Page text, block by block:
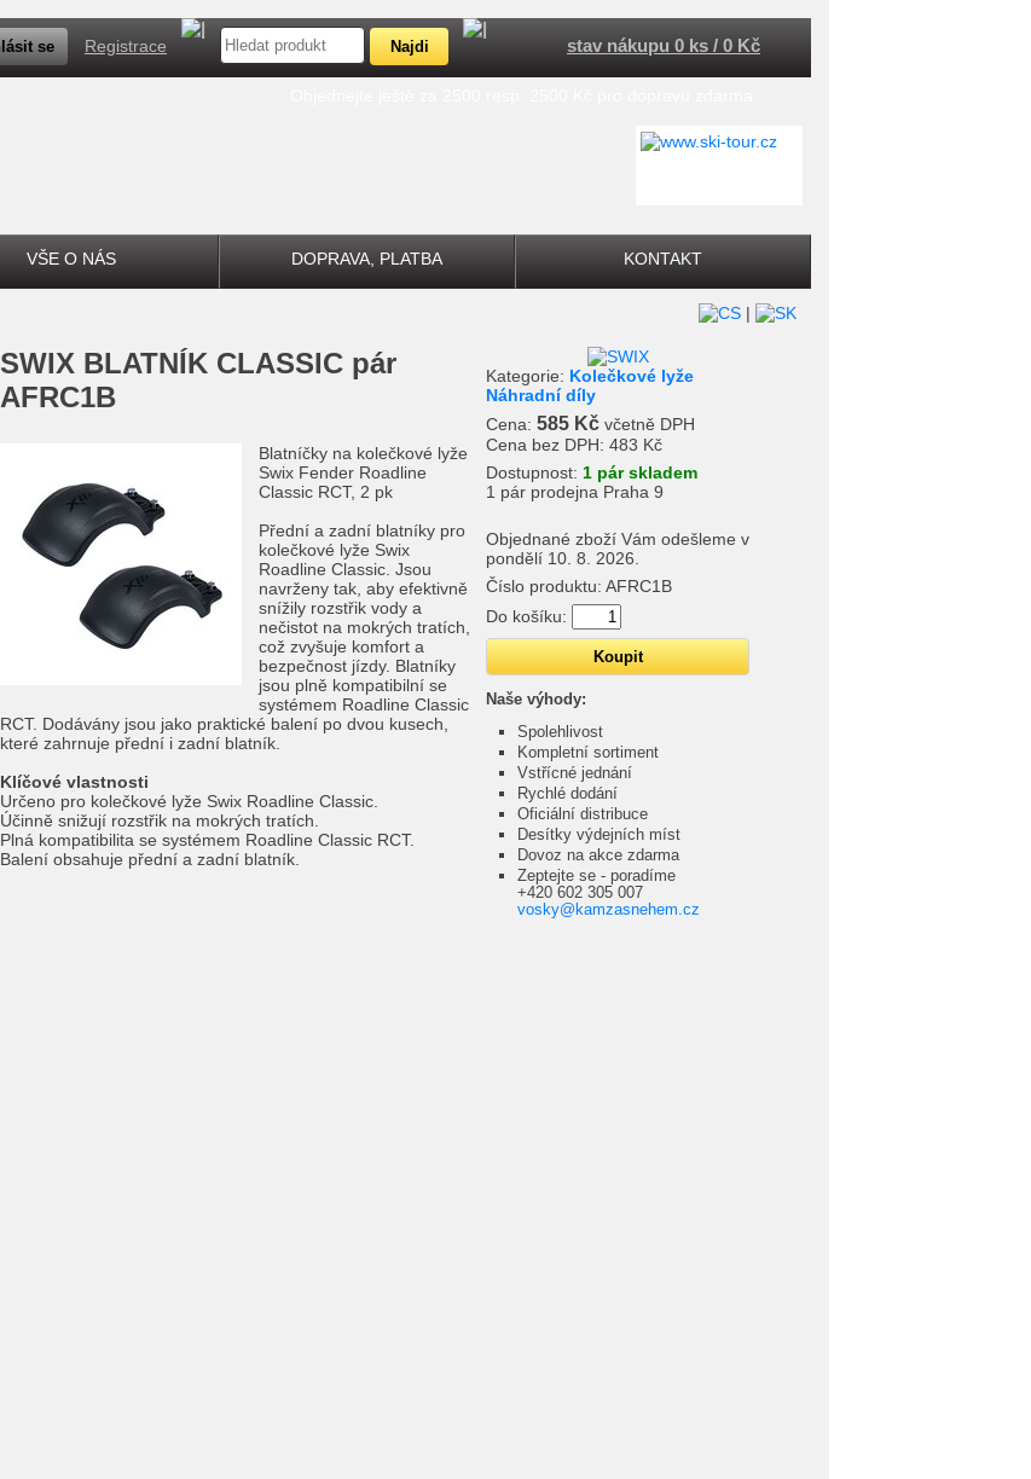
Registrace stav nákupu 0 ks / 0 Kč
VŠE O NÁS DOPRAVA, PLATBA KONTAKT
|
SWIX BLATNÍK CLASSIC pár
AFRC1B
Blatníčky na kolečkové lyže
Swix Fender Roadline
Classic RCT, 2 pk
Přední a zadní blatníky pro
kolečkové lyže Swix
Roadline Classic. Jsou
navrženy tak, aby efektivně
snížily rozstřik vody a
nečistot na mokrých tratích,
což zvyšuje komfort a
bezpečnost jízdy. Blatníky
jsou plně kompatibilní se
systémem Roadline Classic
RCT. Dodávány jsou jako praktické balení po dvou kusech,
které zahrnuje přední i zadní blatník.
Klíčové vlastnosti
Určeno pro kolečkové lyže Swix Roadline Classic.
Účinně snižují rozstřik na mokrých tratích.
Plná kompatibilita se systémem Roadline Classic RCT.
Balení obsahuje přední a zadní blatník.
Kategorie: Kolečkové lyže
Náhradní díly
Cena: 585 Kč včetně DPH
Cena bez DPH: 483 Kč
Dostupnost: 1 pár skladem
1 pár prodejna Praha 9
Objednané zboží Vám odešleme v
pondělí 10. 8. 2026.
Číslo produktu: AFRC1B
Do košíku:
Naše výhody:
Spolehlivost
Kompletní sortiment
Vstřícné jednání
Rychlé dodání
Oficiální distribuce
Desítky výdejních míst
Dovoz na akce zdarma
Zeptejte se - poradíme
+420 602 305 007
vosky@kamzasnehem.cz